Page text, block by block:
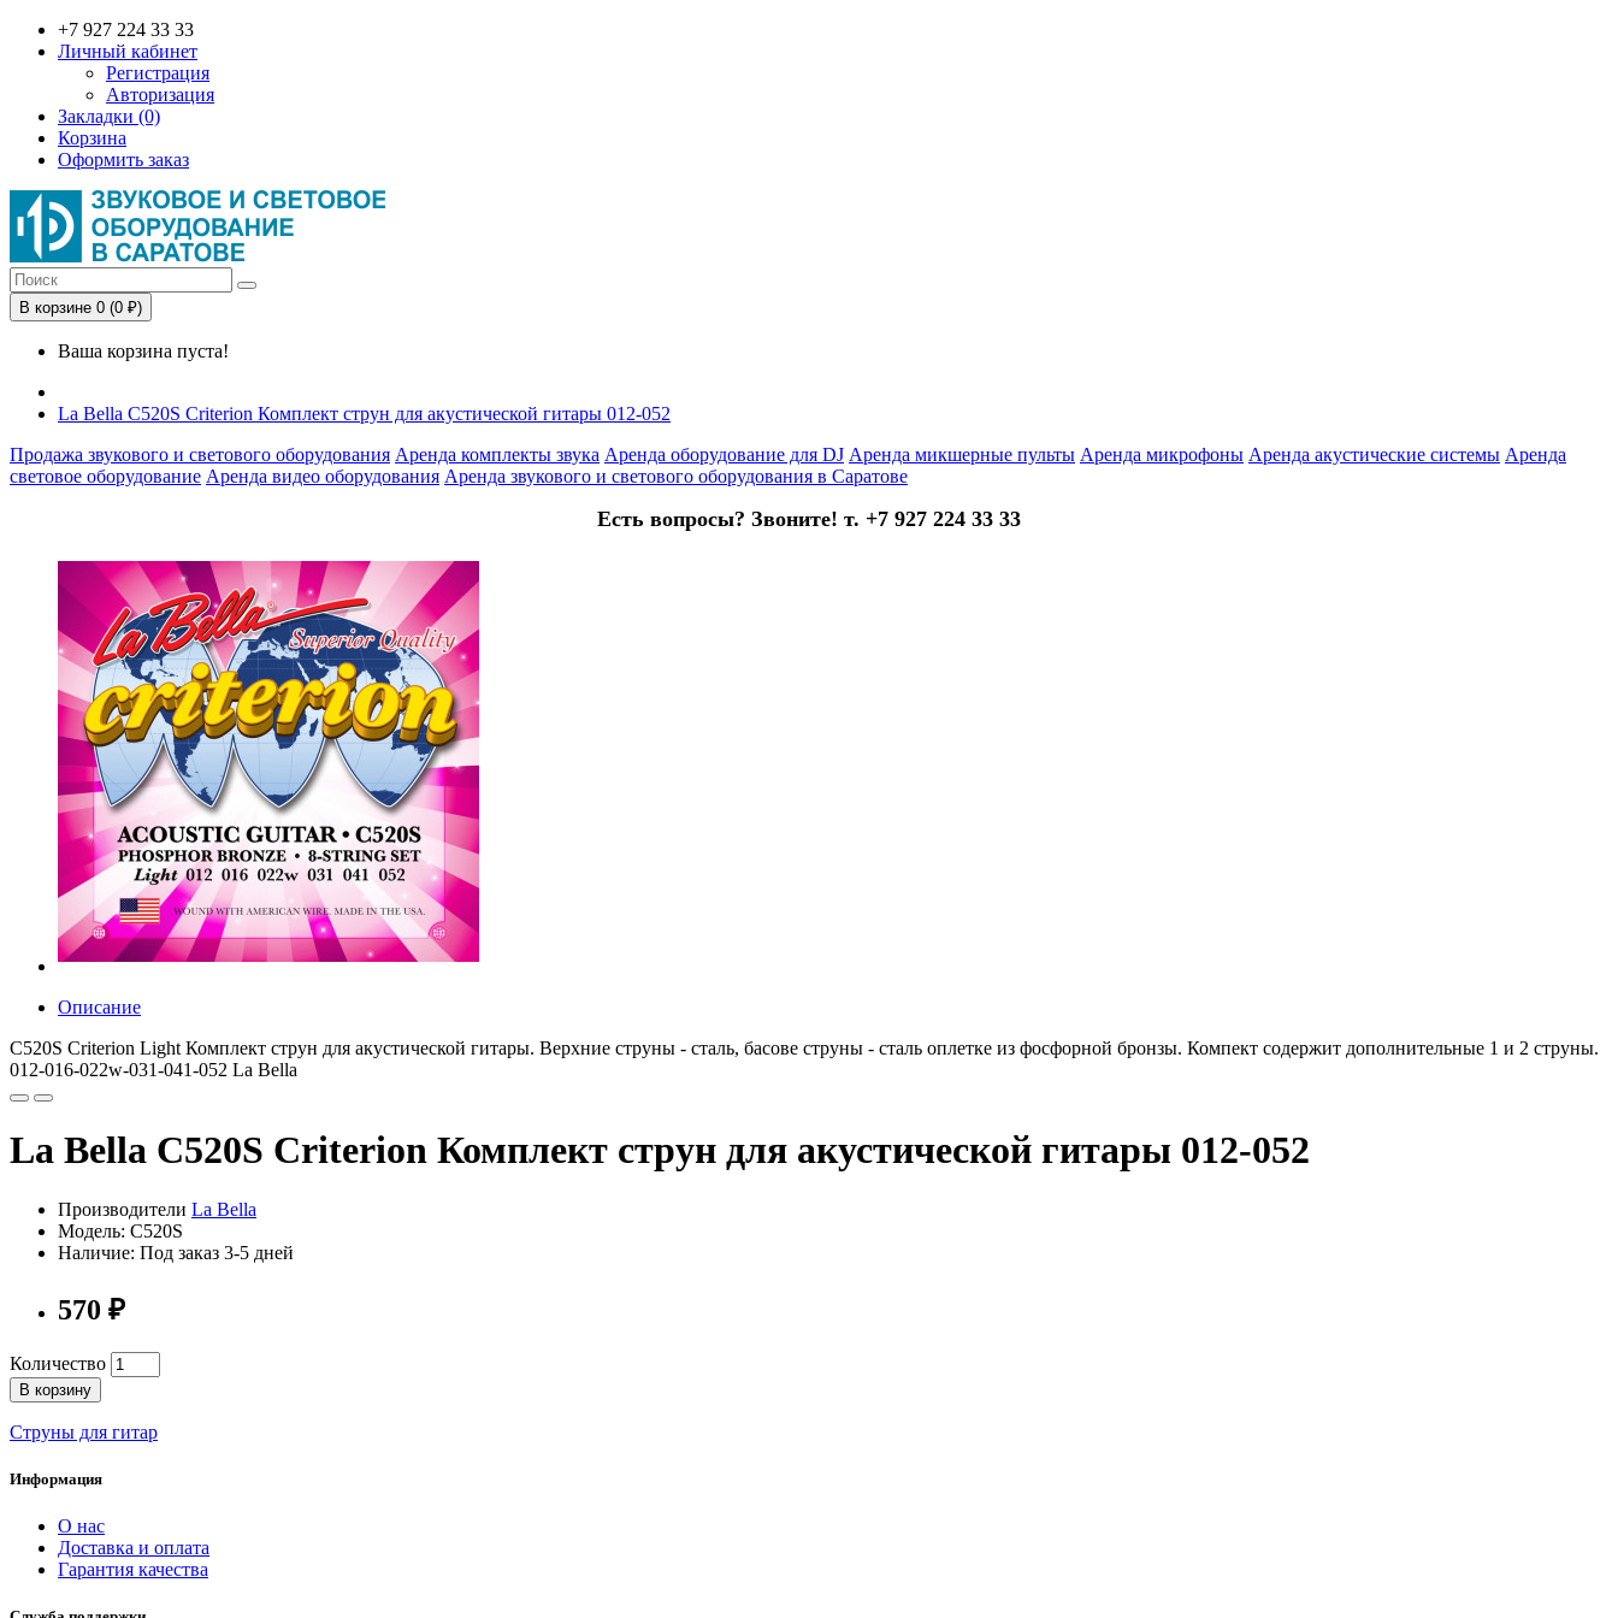
+7 927 224 33 33
Личный кабинет
Регистрация
Авторизация
Закладки (0)
Корзина
Оформить заказ
В корзине 0 (0 ₽)
Ваша корзина пуста!
La Bella C520S Criterion Комплект струн для акустической гитары 012-052
Продажа звукового и светового оборудования Аренда комплекты звука Аренда оборудование для DJ Аренда микшерные пульты Аренда микрофоны Аренда акустические системы Аренда
световое оборудование Аренда видео оборудования Аренда звукового и светового оборудования в Саратове
Есть вопросы? Звоните! т. +7 927 224 33 33
Описание
C520S Criterion Light Комплект струн для акустической гитары. Верхние струны - сталь, басове струны - сталь оплетке из фосфорной бронзы. Компект содержит дополнительные 1 и 2 струны.
012-016-022w-031-041-052 La Bella
La Bella C520S Criterion Комплект струн для акустической гитары 012-052
Производители La Bella
Модель: C520S
Наличие: Под заказ 3-5 дней
570 ₽
Количество
В корзину
Струны для гитар
Информация
О нас
Доставка и оплата
Гарантия качества